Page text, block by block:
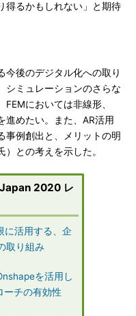
得るかもしれない」と期待
後のデジタル化への取り
シミュレーションのさらな
においては非線形、
進めたい。また、AR活用
事例創出と、メリットの明
との考えを示した。
2020 レ
に活用する、企
取り組み
を活用し
ーチの有効性